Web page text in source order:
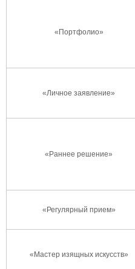
«Портфолио»
«Личное заявление»
«Раннее решение»
«Регулярный прием»
«Мастер изящных искусств»